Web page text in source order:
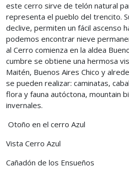
este cerro sirve de telón natural
representa el pueblo del trencito.
declive, permiten un fácil ascenso
podemos encontrar nieve
al Cerro comienza en la aldea
cumbre se obtiene una hermosa
Maitén, Buenos Aires Chico y
se pueden realizar: caminatas,
flora y fauna autóctona, mountain
invernales.
Otoño en el cerro Azul
Vista Cerro Azul
Cañadón de los Ensueños